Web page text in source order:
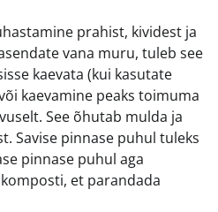
prahist, kividest ja
vana muru, tuleb see
kaevata (kui kasutate
kaevamine peaks toimuma
See õhutab mulda ja
Savise pinnase puhul tuleks
pinnase puhul aga
et parandada